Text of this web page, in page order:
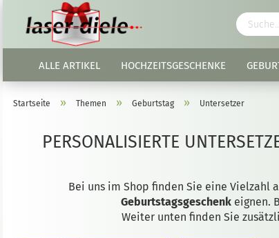
ALLE ARTIKEL HOCHZEITSGESCHENKE
Startseite » Themen » Geburtstag » Untersetzer
PERSONALISIERTE
Bei uns im Shop finden Sie eine Vielzahl
Geburtstagsgeschenkeignen.
Weiter unten finden Sie